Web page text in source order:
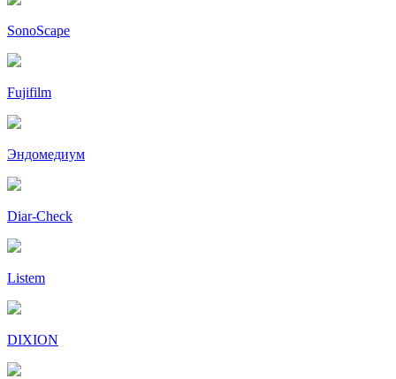
SonoScape
Fujifilm
Эндомедиум
Diar-Cheсk
Listem
DIXION